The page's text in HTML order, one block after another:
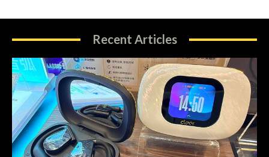
Recent Articles